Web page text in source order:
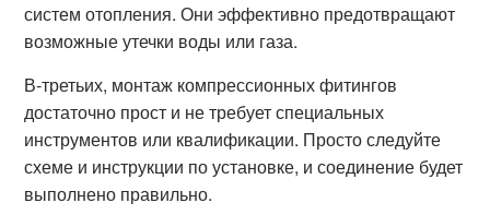
систем отопления. Они эффективно предотвращают
возможные утечки воды или газа.
В-третьих, монтаж компрессионных фитингов
достаточно прост и не требует специальных
инструментов или квалификации. Просто следуйте
схеме и инструкции по установке, и соединение будет
выполнено правильно.